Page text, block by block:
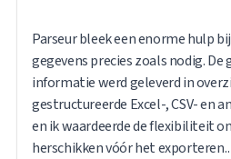
Parseur bleek een enorme hulp
gegevens precies zoals nodig. De
informatie werd geleverd in
gestructureerde Excel-, CSV- en
en ik waardeerde de flexibiliteit
herschikken vóór het exporteren.